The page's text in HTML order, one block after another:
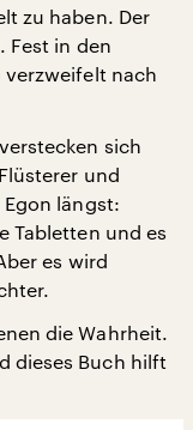
zu haben. Der
Fest in den
verzweifelt nach
sich
und
längst:
Tabletten und es
es wird
die Wahrheit.
dieses Buch hilft